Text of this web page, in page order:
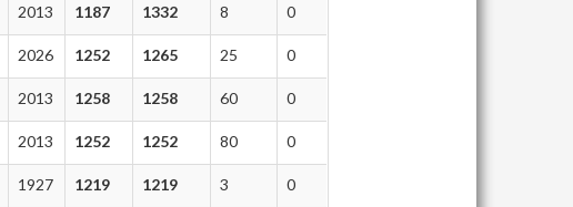
2013 1187 1332 8 0
2026 1252 1265 25 0
2013 1258 1258 60 0
2013 1252 1252 80 0
1927 1219 1219 3 0